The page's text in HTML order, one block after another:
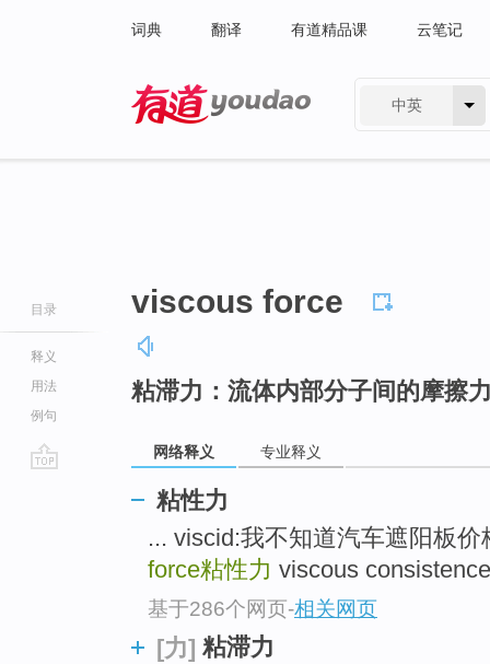
词典 翻译 有道精品课 云笔记
中英
目录
释义
用法
例句
viscous force
粘滞力：流体内部分子间的摩擦
网络释义 专业释义
粘性力
... viscid:我不知道汽车遮阳板
force粘性力 viscous
基于286个网页-相关网页
[力] 粘滞力